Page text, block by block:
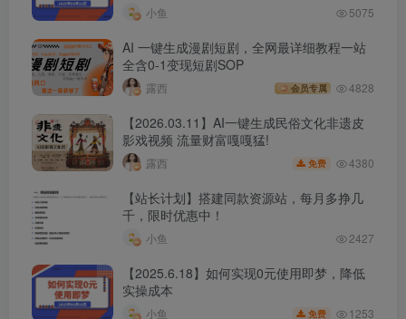
小鱼 5075
AI 一键生成漫剧短剧，全网最详细教程一站
全含0-1变现短剧SOP
露西 会员专属 4828
【2026.03.11】AI一键生成民俗文化非遗皮
影戏视频 流量财富嘎嘎猛!
露西 免费 4380
【站长计划】搭建同款资源站，每月多挣几
千，限时优惠中！
小鱼 2427
【2025.6.18】如何实现0元使用即梦，降低
实操成本
小鱼 免费 1253